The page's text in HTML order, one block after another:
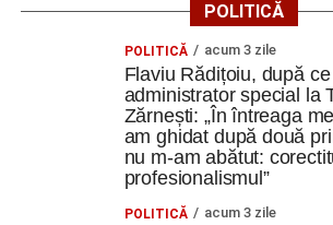
POLITICĂ
POLITICĂ acum 3 zile
Flaviu Rădițoiu, după
administrator special la
Zărnești: „În întreaga
am ghidat după două
nu m-am abătut:
profesionalismul”
POLITICĂ acum 3 zile